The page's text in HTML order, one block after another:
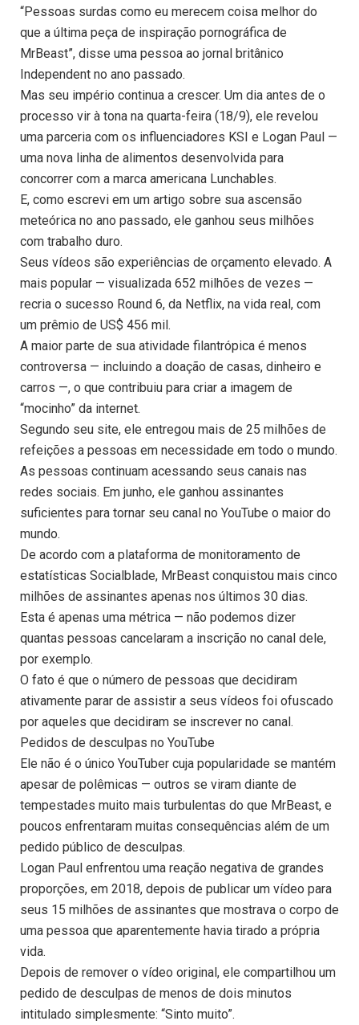
“Pessoas surdas como eu merecem coisa melhor do
que a última peça de inspiração pornográfica de
MrBeast”, disse uma pessoa ao jornal britânico
Independent no ano passado.
Mas seu império continua a crescer. Um dia antes de o
processo vir à tona na quarta-feira (18/9), ele revelou
uma parceria com os influenciadores KSI e Logan Paul —
uma nova linha de alimentos desenvolvida para
concorrer com a marca americana Lunchables.
E, como escrevi em um artigo sobre sua ascensão
meteórica no ano passado, ele ganhou seus milhões
com trabalho duro.
Seus vídeos são experiências de orçamento elevado. A
mais popular — visualizada 652 milhões de vezes —
recria o sucesso Round 6, da Netflix, na vida real, com
um prêmio de US$ 456 mil.
A maior parte de sua atividade filantrópica é menos
controversa — incluindo a doação de casas, dinheiro e
carros —, o que contribuiu para criar a imagem de
“mocinho” da internet.
Segundo seu site, ele entregou mais de 25 milhões de
refeições a pessoas em necessidade em todo o mundo.
As pessoas continuam acessando seus canais nas
redes sociais. Em junho, ele ganhou assinantes
suficientes para tornar seu canal no YouTube o maior do
mundo.
De acordo com a plataforma de monitoramento de
estatísticas Socialblade, MrBeast conquistou mais cinco
milhões de assinantes apenas nos últimos 30 dias.
Esta é apenas uma métrica — não podemos dizer
quantas pessoas cancelaram a inscrição no canal dele,
por exemplo.
O fato é que o número de pessoas que decidiram
ativamente parar de assistir a seus vídeos foi ofuscado
por aqueles que decidiram se inscrever no canal.
Pedidos de desculpas no YouTube
Ele não é o único YouTuber cuja popularidade se mantém
apesar de polêmicas — outros se viram diante de
tempestades muito mais turbulentas do que MrBeast, e
poucos enfrentaram muitas consequências além de um
pedido público de desculpas.
Logan Paul enfrentou uma reação negativa de grandes
proporções, em 2018, depois de publicar um vídeo para
seus 15 milhões de assinantes que mostrava o corpo de
uma pessoa que aparentemente havia tirado a própria
vida.
Depois de remover o vídeo original, ele compartilhou um
pedido de desculpas de menos de dois minutos
intitulado simplesmente: “Sinto muito”.